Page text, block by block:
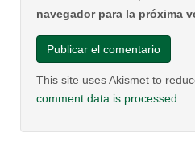
navegador para la próxima
This site uses Akismet to
comment data is processed